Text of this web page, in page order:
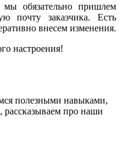
мы обязательно пришлем
почту заказчика. Есть
внесем изменения.
настроения!
полезными навыками,
про наши